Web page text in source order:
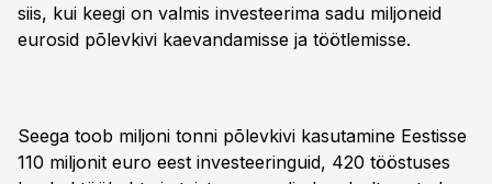
siis, kui keegi on valmis investeerima sadu miljoneid
eurosid põlevkivi kaevandamisse ja töötlemisse.
Seega toob miljoni tonni põlevkivi kasutamine Eestisse
110 miljonit euro eest investeeringuid, 420 tööstuses